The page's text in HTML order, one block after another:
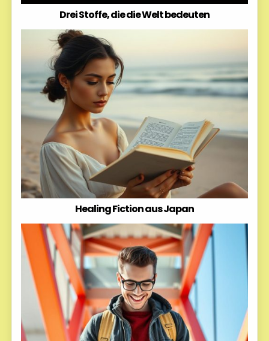
Drei Stoffe, die die Welt bedeuten
Healing Fiction aus Japan